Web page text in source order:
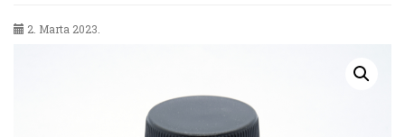
2. Marta 2023.